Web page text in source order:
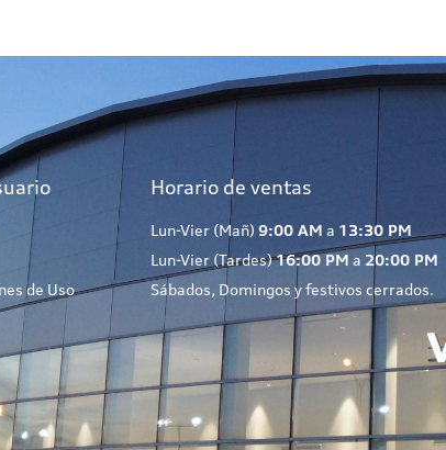
de Uso
Horario de ventas
Lun-Vier (Mañ) 9:00 AM a 13:30 PM
Lun-Vier (Tardes)16:00 PM a 20:00 PM
Sábados, Domingos y festivos cerrados.